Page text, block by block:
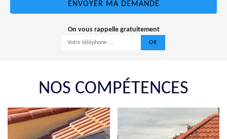
On vous rappelle gratuitement
NOS COMPÉTENCES